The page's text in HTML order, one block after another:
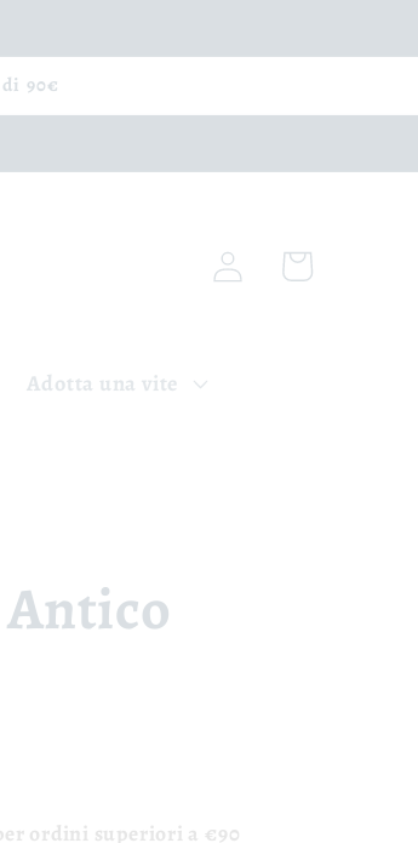
90€
Adotta una vite
Accedi Carrello
ordini superiori a €90